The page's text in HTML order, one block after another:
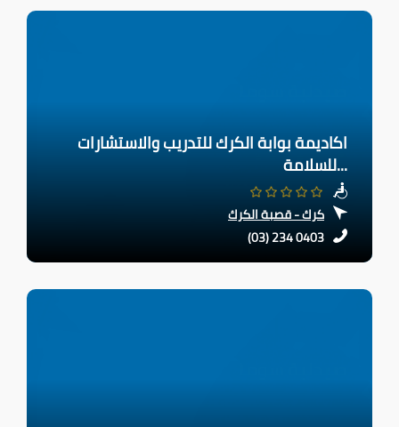
اكاديمة بوابة الكرك للتدريب والاستشارات
للسلامة...
كرك - قصبة الكرك
(03) 234 0403